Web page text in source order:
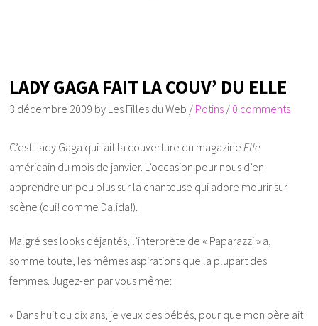
LADY GAGA FAIT LA COUV’ DU ELLE
3 décembre 2009 by Les Filles du Web / Potins / 0 comments
C’est Lady Gaga qui fait la couverture du magazine Elle
américain du mois de janvier. L’occasion pour nous d’en
apprendre un peu plus sur la chanteuse qui adore mourir sur
scène (oui! comme Dalida!).
Malgré ses looks déjantés, l’interprète de « Paparazzi » a,
somme toute, les mêmes aspirations que la plupart des
femmes. Jugez-en par vous même:
« Dans huit ou dix ans, je veux des bébés, pour que mon père ait